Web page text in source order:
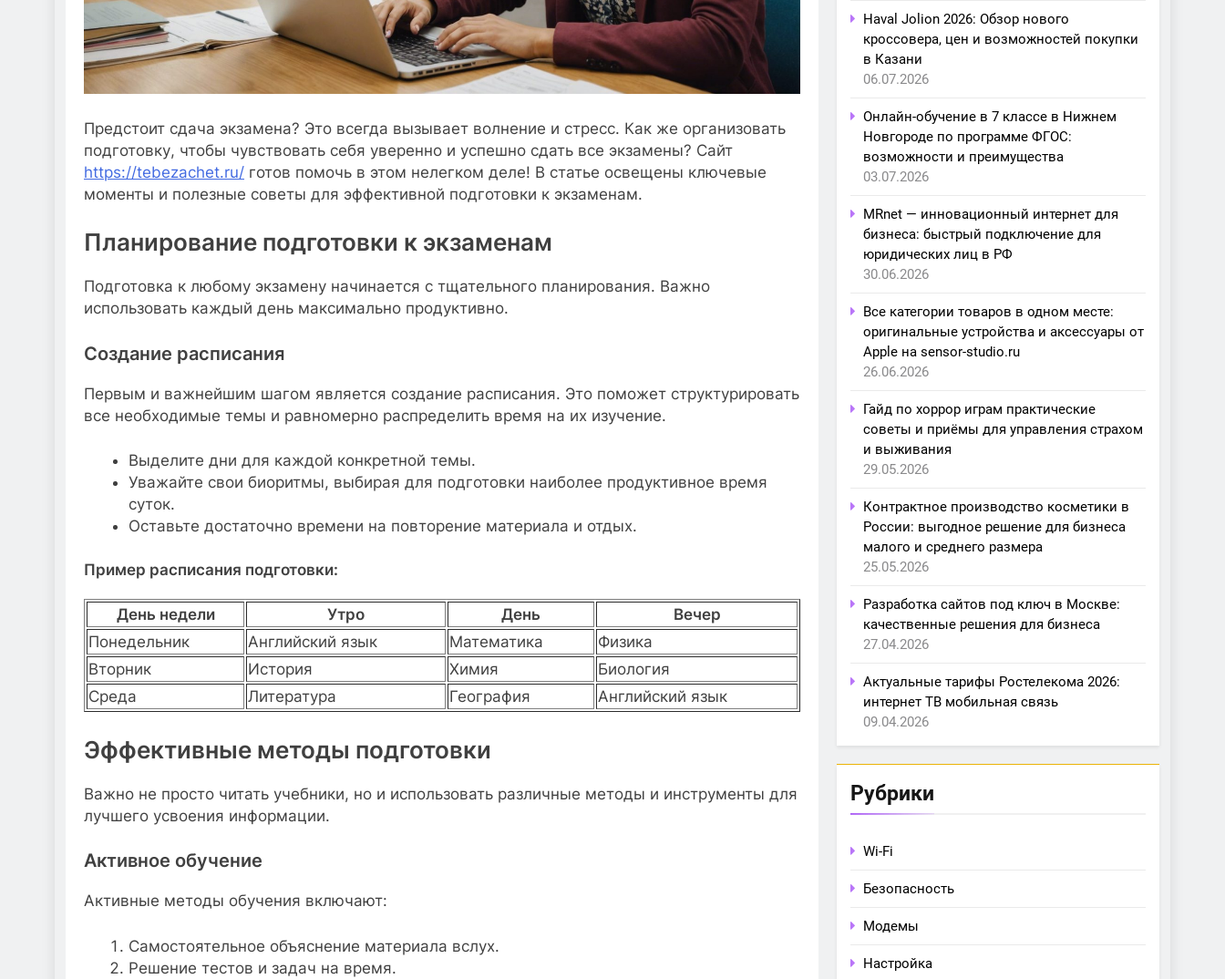
Предстоит сдача экзамена? Это всегда вызывает волнение и стресс. Как же организовать
подготовку, чтобы чувствовать себя уверенно и успешно сдать все экзамены? Сайт
https://tebezachet.ru/ готов помочь в этом нелегком деле! В статье освещены ключевые
моменты и полезные советы для эффективной подготовки к экзаменам.
Планирование подготовки к экзаменам
Подготовка к любому экзамену начинается с тщательного планирования. Важно
использовать каждый день максимально продуктивно.
Создание расписания
Первым и важнейшим шагом является создание расписания. Это поможет структурировать
все необходимые темы и равномерно распределить время на их изучение.
Выделите дни для каждой конкретной темы.
Уважайте свои биоритмы, выбирая для подготовки наиболее продуктивное время
суток.
Оставьте достаточно времени на повторение материала и отдых.
Пример расписания подготовки:
День недели Утро День
Вечер
Понедельник
Английский язык Математика
Физика
Вторник
История Химия
Биология
Среда
Литература География Английский язык
Эффективные методы подготовки
Важно не просто читать учебники, но и использовать различные методы и инструменты для
лучшего усвоения информации.
Активное обучение
Активные методы обучения включают:
Самостоятельное объяснение материала вслух.
Решение тестов и задач на время.
Haval Jolion 2026: Обзор нового
кроссовера, цен и возможностей покупки
в Казани
06.07.2026
Онлайн-обучение в 7 классе в Нижнем
Новгороде по программе ФГОС:
возможности и преимущества
03.07.2026
MRnet — инновационный интернет для
бизнеса: быстрый подключение для
юридических лиц в РФ
30.06.2026
Все категории товаров в одном месте:
оригинальные устройства и аксессуары от
Apple на sensor-studio.ru
26.06.2026
Гайд по хоррор играм практические
советы и приёмы для управления страхом
и выживания
29.05.2026
Контрактное производство косметики в
России: выгодное решение для бизнеса
малого и среднего размера
25.05.2026
Разработка сайтов под ключ в Москве:
качественные решения для бизнеса
27.04.2026
Актуальные тарифы Ростелекома 2026:
интернет ТВ мобильная связь
09.04.2026
Рубрики
Wi-Fi
Безопасность
Модемы
Настройка